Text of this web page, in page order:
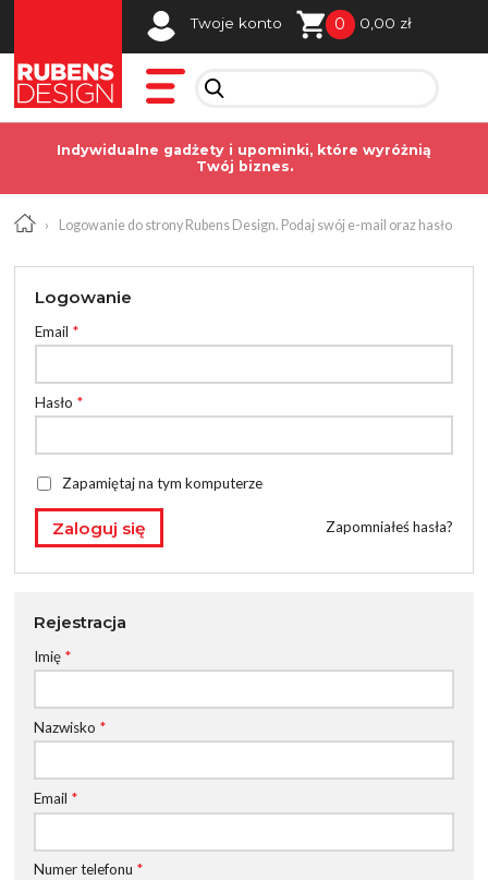
Twoje konto 0 0,00 zł
Indywidualne gadżety i upominki, które wyróżnią
Twój biznes.
› Logowanie do strony Rubens Design. Podaj swój e-mail oraz hasło
Logowanie
Email *
Hasło *
Zapamiętaj na tym komputerze
Zapomniałeś hasła?
Rejestracja
Imię *
Nazwisko *
Email *
Numer telefonu *